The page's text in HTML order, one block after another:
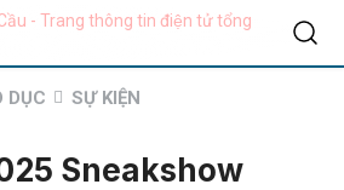
DỤC SỰ KIỆN
Sneakshow